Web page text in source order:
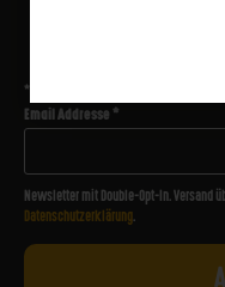
*
Email Addresse*
Newsletter mit Double-Opt-In. Versand
Datenschutzerklärung.